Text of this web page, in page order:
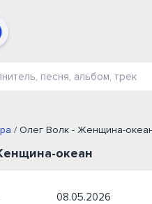
/ Олег Волк - Женщина-
океан
08.05.2026